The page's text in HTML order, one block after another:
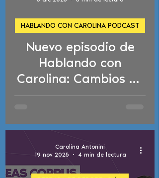
Nuevo episodio de
Hablando con
Carolina: Cambios en
el examen de
políticas de
deportación
HABLANDO CON CAROLINA PODCAST
Carolina Antonini
19 nov 2025
4 min de lectura